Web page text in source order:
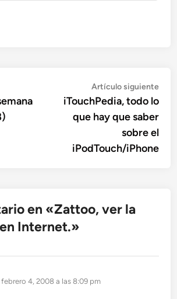
Artículo siguiente
iTouchPedia, todo lo
que hay que saber
sobre el
iPodTouch/iPhone
en «Zattoo, ver la
Internet.»
dice:
febrero 4, 2008 a las 8:09 pm